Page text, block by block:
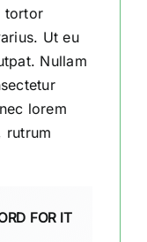
tortor
Ut eu
Nullam
lorem
rutrum
FOR IT